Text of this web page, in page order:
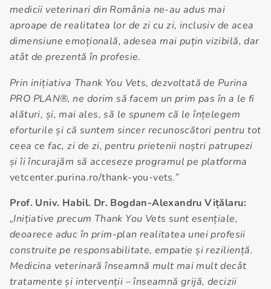
medicii veterinari din România ne-au adus mai
aproape de realitatea lor de zi cu zi, inclusiv de acea
dimensiune emoțională, adesea mai puțin vizibilă, dar
atât de prezentă în profesie.
Prin inițiativa Thank You Vets, dezvoltată de Purina
PRO PLAN®, ne dorim să facem un prim pas în a le fi
alături, și, mai ales, să le spunem că le înțelegem
eforturile și că suntem sincer recunoscători pentru tot
ceea ce fac, zi de zi, pentru prietenii noștri patrupezi
și îi încurajăm să acceseze programul pe platforma
vetcenter.purina.ro/thank-you-vets.”
Prof. Univ. Habil. Dr. Bogdan-Alexandru Vițălaru:
„Inițiative precum Thank You Vets sunt esențiale,
deoarece aduc în prim-plan realitatea unei profesii
construite pe responsabilitate, empatie și reziliență.
Medicina veterinară înseamnă mult mai mult decât
tratamente și intervenții – înseamnă grijă, decizii